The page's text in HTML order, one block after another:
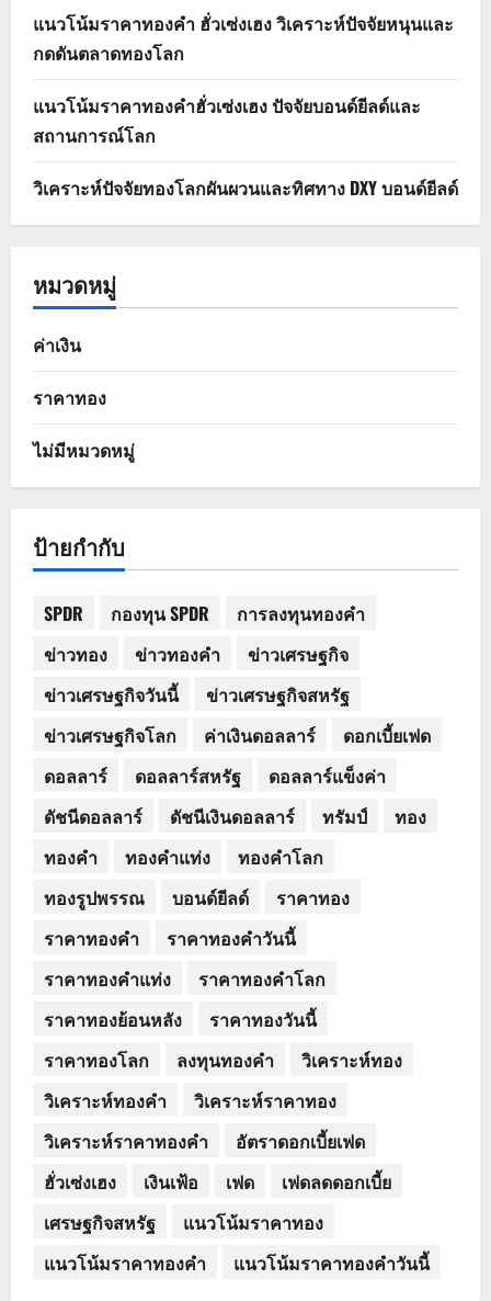
แนวโน้มราคาทองคำ ฮั่วเซ่งเฮง วิเคราะห์ปัจจัยหนุนและ
กดดันตลาดทองโลก
แนวโน้มราคาทองคำฮั่วเซ่งเฮง ปัจจัยบอนด์ยีลด์และ
สถานการณ์โลก
วิเคราะห์ปัจจัยทองโลกผันผวนและทิศทาง DXY บอนด์ยีลด์
หมวดหมู่
ค่าเงิน
ราคาทอง
ไม่มีหมวดหมู่
ป้ายกำกับ
SPDR กองทุน SPDR
การลงทุนทองคำ
ข่าวทอง
ข่าวทองคำ
ข่าวเศรษฐกิจ
ข่าวเศรษฐกิจวันนี้
ข่าวเศรษฐกิจสหรัฐ
ข่าวเศรษฐกิจโลก
ค่าเงินดอลลาร์
ดอกเบี้ยเฟด
ดอลลาร์
ดอลลาร์สหรัฐ
ดอลลาร์แข็งค่า
ดัชนีดอลลาร์
ดัชนีเงินดอลลาร์ ทรัมป์
ทอง
ทองคำ
ทองคำแท่ง
ทองคำโลก
ทองรูปพรรณ
บอนด์ยีลด์
ราคาทอง
ราคาทองคำ
ราคาทองคำวันนี้
ราคาทองคำแท่ง
ราคาทองคำโลก
ราคาทองย้อนหลัง
ราคาทองวันนี้
ราคาทองโลก
ลงทุนทองคำ
วิเคราะห์ทอง
วิเคราะห์ทองคำ
วิเคราะห์ราคาทอง
วิเคราะห์ราคาทองคำ
อัตราดอกเบี้ยเฟด
ฮั่วเซ่งเฮง
เงินเฟ้อ เฟด
เฟดลดดอกเบี้ย
เศรษฐกิจสหรัฐ
แนวโน้มราคาทอง
แนวโน้มราคาทองคำ
แนวโน้มราคาทองคำวันนี้